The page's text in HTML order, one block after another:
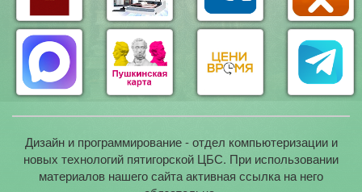
Дизайн и программирование - отдел компьютеризации и
новых технологий пятигорской ЦБС. При использовании
материалов нашего сайта активная ссылка на него